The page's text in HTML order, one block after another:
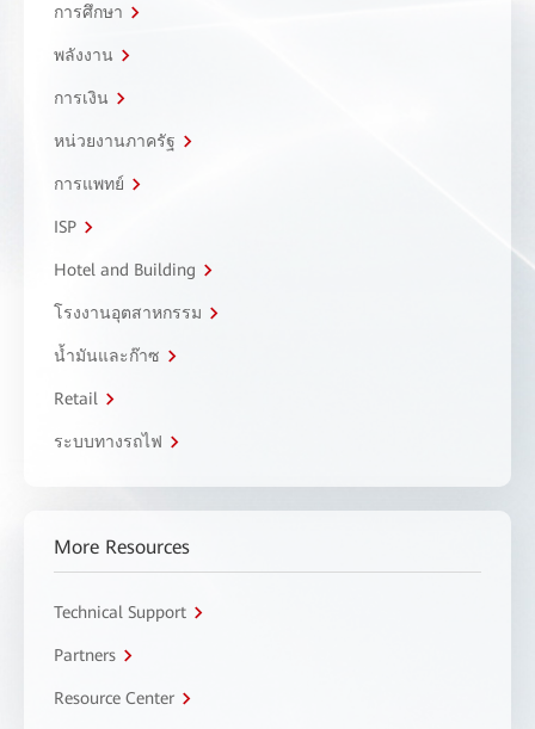
การศึกษา
พลังงาน
การเงิน
หน่วยงานภาครัฐ
การแพทย์
ISP
Hotel and Building
โรงงานอุตสาหกรรม
น้ำมันและก๊าซ
Retail
ระบบทางรถไฟ
More Resources
Technical Support
Partners
Resource Center